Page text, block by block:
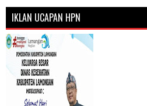
IKLAN UCAPAN HPN